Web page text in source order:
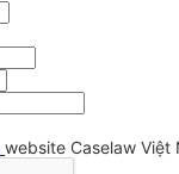
website Caselaw Việt